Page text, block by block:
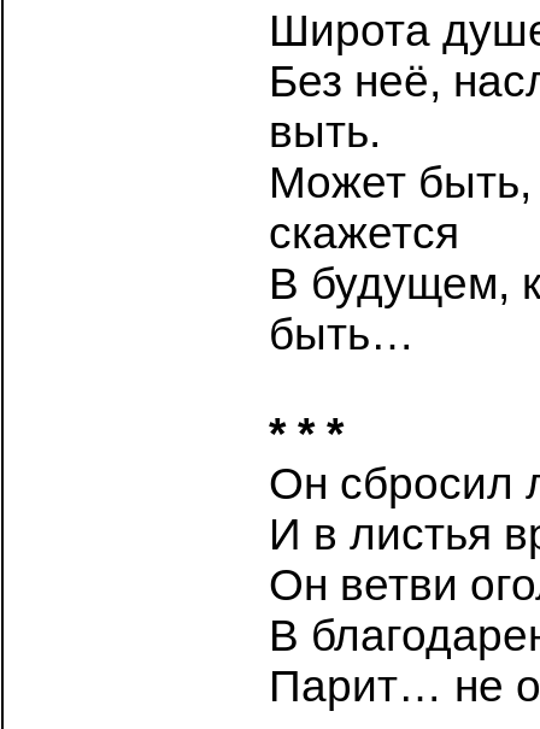
Широта
Без неё,
выть.
Может быть,
скажется
В будущем,
быть…
* * *
Он сбросил
И в листья
Он ветви
В
Парит… не